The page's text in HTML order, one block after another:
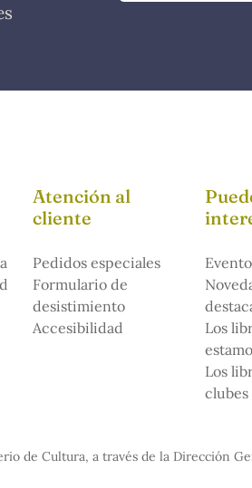
Atención al
cliente
Pedidos especiales
Formulario de
desistimiento
Accesibilidad
Los
Los
de Cultura, a través de la Dirección